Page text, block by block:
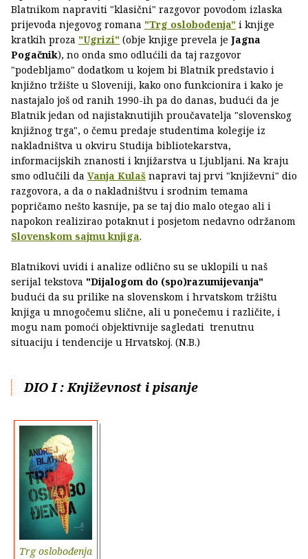
Blatnikom napraviti "klasični" razgovor povodom izlaska
prijevoda njegovog romana "Trg oslobođenja" i knjige
kratkih proza "Ugrizi" (obje knjige prevela je Jagna
Pogačnik), no onda smo odlućili da taj razgovor
"podebljamo" dodatkom u kojem bi Blatnik predstavio i
knjižno tržište u Sloveniji, kako ono funkcionira i kako je
nastajalo još od ranih 1990-ih pa do danas, budući da je
Blatnik jedan od najistaknutijih proučavatelja "slovenskog
knjižnog trga", o čemu predaje studentima kolegije iz
nakladništva u okviru Studija bibliotekarstva,
informacijskih znanosti i knjižarstva u Ljubljani. Na kraju
smo odlučili da Vanja Kulaš napravi taj prvi "književni" dio
razgovora, a da o nakladništvu i srodnim temama
popričamo nešto kasnije, pa se taj dio malo otegao ali i
napokon realizirao potaknut i posjetom nedavno održanom
Slovenskom sajmu knjiga.
Blatnikovi uvidi i analize odlično su se uklopili u naš
serijal tekstova "Dijalogom do (spo)razumijevanja"
budući da su prilike na slovenskom i hrvatskom tržištu
knjiga u mnogočemu slične, ali u ponečemu i različite, i
mogu nam pomoći objektivnije sagledati trenutnu
situaciju i tendencije u Hrvatskoj. (N.B.)
DIO I : Književnost i pisanje
Trg oslobođenja